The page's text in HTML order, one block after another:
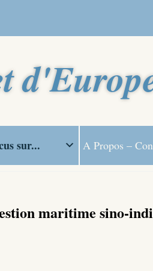
sur... A Propos –
maritime sino-